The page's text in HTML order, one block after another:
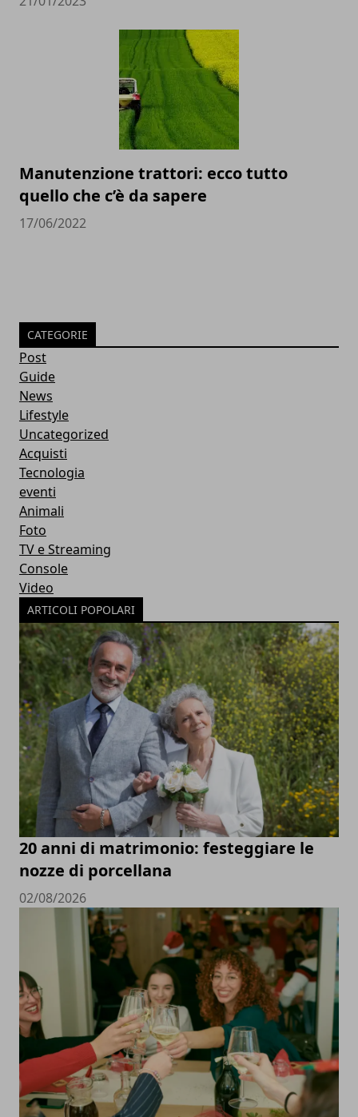
Manutenzione trattori: ecco tutto
quello che c’è da sapere
17/06/2022
CATEGORIE
Post
Guide
News
Lifestyle
Uncategorized
Acquisti
Tecnologia
eventi
Animali
Foto
TV e Streaming
Console
Video
ARTICOLI POPOLARI
20 anni di matrimonio: festeggiare le
nozze di porcellana
02/08/2026